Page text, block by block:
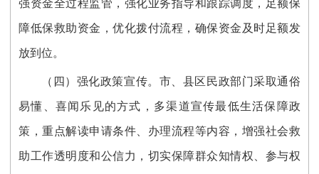
强资金全过程监管，强化业务指导和跟踪调度，足额保
障低保救助资金，优化拨付流程，确保资金及时足额发
放到位。
（四）强化政策宣传。 市、县区民政部门采取通俗
易懂、喜闻乐见的方式，多渠道宣传最低生活保障政
策，重点解读申请条件、办理流程等内容，增强社会救
助工作透明度和公信力，切实保障群众知情权、参与权